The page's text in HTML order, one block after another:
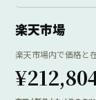
楽天市場
楽天市場内で価格と